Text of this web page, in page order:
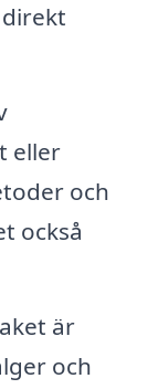
eller
och
också
är
och